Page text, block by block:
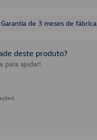
Garantia de 3 meses de fábrica
deste produto?
para ajudar!